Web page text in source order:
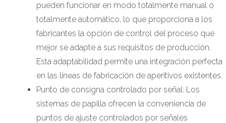
pueden funcionar en modo totalmente manual o
totalmente automático, lo que proporciona a los
fabricantes la opción de control del proceso que
mejor se adapte a sus requisitos de producción.
Esta adaptabilidad permite una integración perfecta
en las líneas de fabricación de aperitivos existentes.
Punto de consigna controlado por señal: Los
sistemas de papilla ofrecen la conveniencia de
puntos de ajuste controlados por señales